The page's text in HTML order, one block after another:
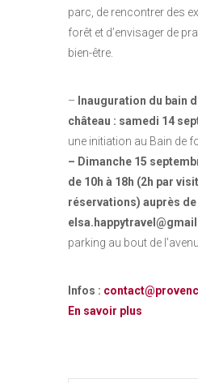
parc, de rencontrer des
forêt et d’envisager de
bien-être.
– Inauguration du bain
château : samedi 14
une initiation au Bain de
– Dimanche 15
de 10h à 18h (2h par
réservations) auprès
parking au bout de
Infos :
En savoir plus